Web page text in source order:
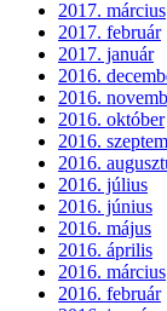
2017. március
2017. február
2017. január
2016.
2016.
2016. október
2016.
2016.
2016. július
2016. június
2016. május
2016. április
2016. március
2016. február